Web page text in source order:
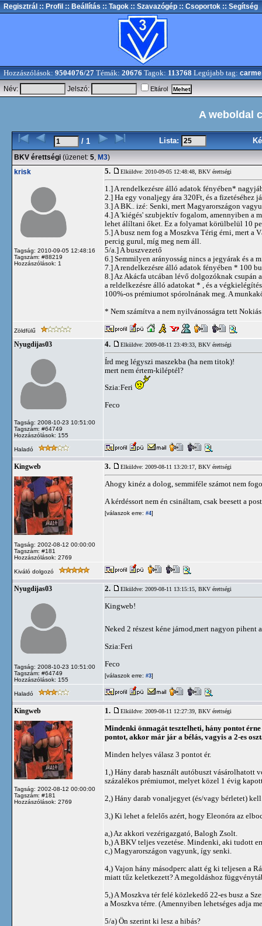
Regisztrál :: Profil :: Beállítás :: Tagok :: Szavazógép :: Csoportok :: Segítség
Hozzászólások: 9504076/27 Témák: 20676 Tagok: 113768 Legújabb tag:
Név:
Jelszó: Eltárol
A weboldal
/ 1 Lista:
BKV érettségi (üzenet: 5, M3)
krisk
Tagság: 2010-09-05 12:48:16
Tagszám: #88219
Hozzászólások: 1
5. Elküldve: 2010-09-05 12:48:48, BKV érettségi
1.] A rendelkezésre álló adatok fényében*
2.] Ha egy vonaljegy ára 320Ft, és a fizetéséhez
3.] A BK.. izé: Senki, mert Magyarországon
4.] A 'kiégés' szubjektív fogalom, amennyiben a
lehet álíltani őket. Ez a folyamat körülbelül 10
5.] A busz nem fog a Moszkva Térig érni, mert a
percig gurul, míg meg nem áll.
5/a.] A buszvezető
6.] Semmilyen arányosság nincs a jegyárak és a
7.] A rendelkezésre álló adatok fényében * 100
8.] Az Akácfa utcában lévő dolgozóknak
a reldelkezésre álló adatokat * , és a
100%-os prémiumot spórolnának meg. A
* Nem számítva a nem nyilvánosságra tett
Zöldfülű
Nyugdijas03
Tagság: 2008-10-23 10:51:00
Tagszám: #64749
Hozzászólások: 155
4. Elküldve: 2009-08-11 23:49:33, BKV érettségi
Írd meg légyszi maszekba (ha nem titok)!
mert nem értem-kiléptél?
Szia:Feri
Feco
Haladó
Kingweb
Tagság: 2002-08-12 00:00:00
Tagszám: #181
Hozzászólások: 2769
3. Elküldve: 2009-08-11 13:20:17, BKV érettségi
Ahogy kinéz a dolog, semmiféle számot nem
A kérdéssort nem én csináltam, csak beesett a
[válaszok erre: #4]
Kiváló dolgozó
Nyugdijas03
Tagság: 2008-10-23 10:51:00
Tagszám: #64749
Hozzászólások: 155
2. Elküldve: 2009-08-11 13:15:15, BKV érettségi
Kingweb!
Neked 2 részest kéne járnod,mert nagyon pihent
Szia:Feri
Feco
[válaszok erre: #3]
Haladó
Kingweb
Tagság: 2002-08-12 00:00:00
Tagszám: #181
Hozzászólások: 2769
1. Elküldve: 2009-08-11 12:27:39, BKV érettségi
Mindenki önmagát tesztelheti, hány pontot
pontot, akkor már jár a bélás, vagyis a 2-es
Minden helyes válasz 3 pontot ér.
1,) Hány darab használt autóbuszt vásárolhatott
százalékos prémiumot, melyet közel 1 évig
2,) Hány darab vonaljegyet (és/vagy bérletet)
3,) Ki lehet a felelős azért, hogy Eleonóra az
a,) Az akkori vezérigazgató, Balogh Zsolt.
b,) A BKV teljes vezetése. Mindenki, aki tudott
c,) Magyarországon vagyunk, így senki.
4,) Vajon hány másodperc alatt ég ki teljesen a
miatt tűz keletkezett? A megoldáshoz
5,) A Moszkva tér felé közlekedő 22-es busz a
a Moszkva térre. (Amennyiben lehetséges adja
5/a) Ön szerint ki lesz a hibás?